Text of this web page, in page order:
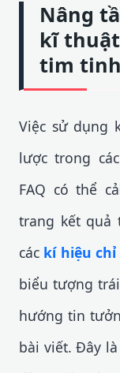
Nâng
kĩ
tim
Việc sử dụng
lược trong
FAQ có thể
trang kết quả
các kí hiệu chỉ
biểu tượng
hướng tin
bài viết. Đây